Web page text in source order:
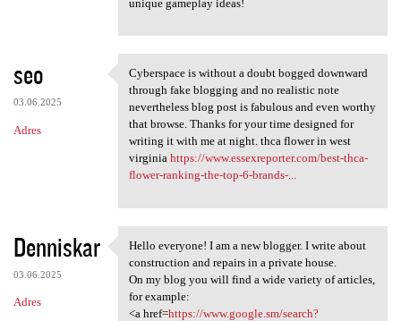
unique gameplay ideas!
seo
03.06.2025
Adres
Cyberspace is without a doubt
Cyberspace is without a doubt bogged downward
through fake blogging and no realistic note
nevertheless blog post is fabulous and even worthy
that browse. Thanks for your time designed for
writing it with me at night. thca flower in west
virginia https://www.essexreporter.com/best-thca-
flower-ranking-the-top-6-brands-...
Denniskar
03.06.2025
Adres
Hello everyone! I am a new
Hello everyone! I am a new blogger. I write about
construction and repairs in a private house.
On my blog you will find a wide variety of articles,
for example:
<a href=https://www.google.sm/search?